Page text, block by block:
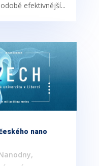
efektivnější...
nano
,